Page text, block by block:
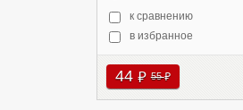
к сравнению
в избранное
44 руб 55руб